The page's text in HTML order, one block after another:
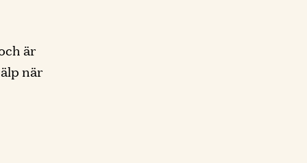
är
när